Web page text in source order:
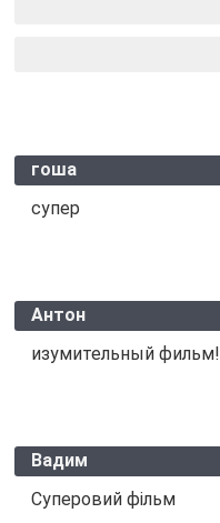
гоша
супер
Антон
изумительный фильм!
Вадим
Суперовий фільм